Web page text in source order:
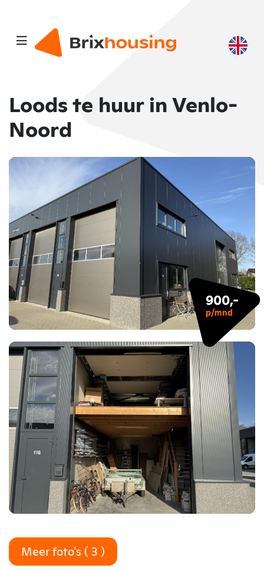
Loods te huur in Venlo-
Noord
900,-
p/mnd
Meer foto's ( 3 )